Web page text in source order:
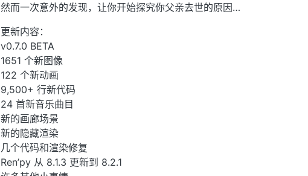
然而一次意外的发现，让你开始探究你父亲去世的原因…
更新内容：
v0.7.0 BETA
1651 个新图像
122 个新动画
9,500+ 行新代码
24 首新音乐曲目
新的画廊场景
新的隐藏渲染
几个代码和渲染修复
Ren’py 从 8.1.3 更新到 8.2.1